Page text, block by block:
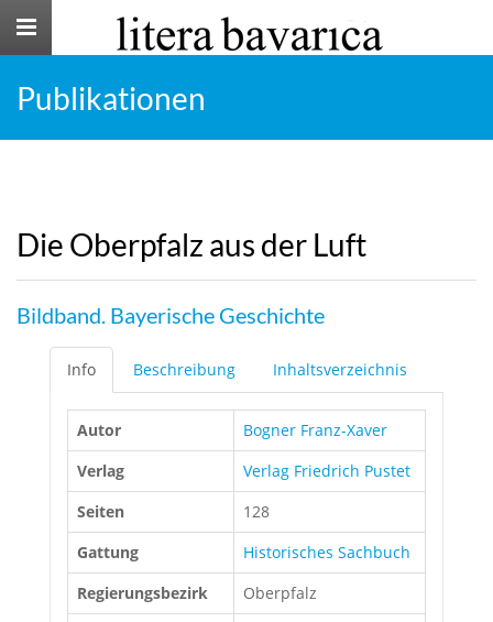
Toggle
Publikationen
Die Oberpfalz aus der Luft
Bildband. Bayerische Geschichte
Info Beschreibung Inhaltsverzeichnis
Autor
Bogner Franz-Xaver
Verlag
Verlag Friedrich Pustet
Seiten
128
Gattung
Historisches Sachbuch
Regierungsbezirk
Oberpfalz